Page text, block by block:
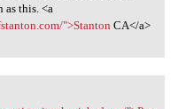
as this. <a
">Stanton CA</a>